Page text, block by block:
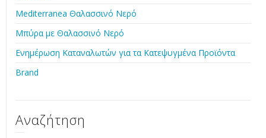
Mediterranea Θαλασσινό Νερό
Μπύρα με Θαλασσινό Νερό
Ενημέρωση Καταναλωτών για τα Κατεψυγμένα Προϊόντα
Brand
Αναζήτηση